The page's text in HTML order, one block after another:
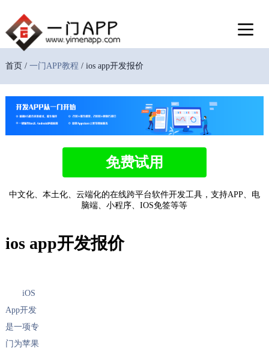
首页 / 一门APP教程 / ios app开发报价
免费试用
中文化、本土化、云端化的在线跨平台软件开发工具，支持APP、电
脑端、小程序、IOS免签等等
ios app开发报价
iOS
App开发
是一项专
门为苹果